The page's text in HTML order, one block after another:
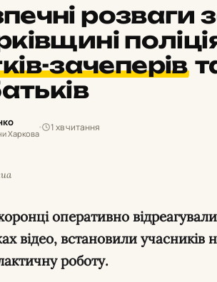
розваги
зачеперів
Харкова
1 хв читання
оперативно
відео, встановили учасників
роботу.